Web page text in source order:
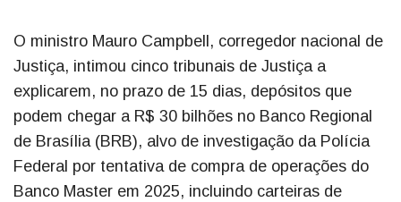
O ministro Mauro Campbell, corregedor nacional de
Justiça, intimou cinco tribunais de Justiça a
explicarem, no prazo de 15 dias, depósitos que
podem chegar a R$ 30 bilhões no Banco Regional
de Brasília (BRB), alvo de investigação da Polícia
Federal por tentativa de compra de operações do
Banco Master em 2025, incluindo carteiras de